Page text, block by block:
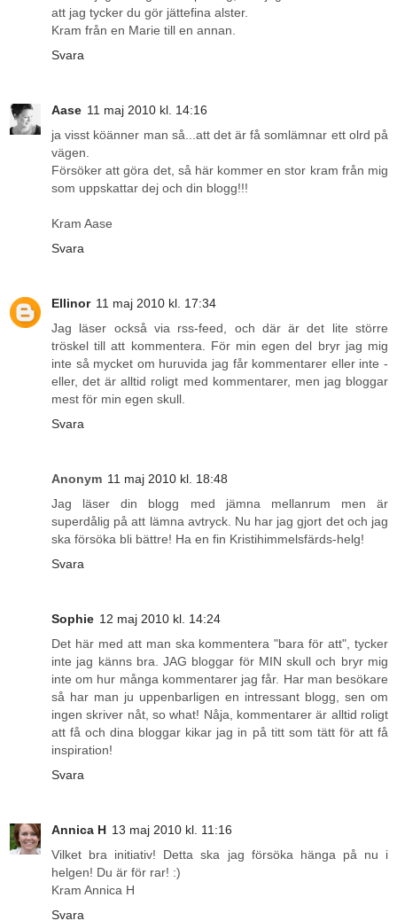
att jag tycker du gör jättefina alster.
Kram från en Marie till en annan.
Svara
Aase 11 maj 2010 kl. 14:16
ja visst köänner man så...att det är få somlämnar ett olrd på
vägen.
Försöker att göra det, så här kommer en stor kram från mig
som uppskattar dej och din blogg!!!
Kram Aase
Svara
Ellinor 11 maj 2010 kl. 17:34
Jag läser också via rss-feed, och där är det lite större
tröskel till att kommentera. För min egen del bryr jag mig
inte så mycket om huruvida jag får kommentarer eller inte -
eller, det är alltid roligt med kommentarer, men jag bloggar
mest för min egen skull.
Svara
Anonym 11 maj 2010 kl. 18:48
Jag läser din blogg med jämna mellanrum men är
superdålig på att lämna avtryck. Nu har jag gjort det och jag
ska försöka bli bättre! Ha en fin Kristihimmelsfärds-helg!
Svara
Sophie 12 maj 2010 kl. 14:24
Det här med att man ska kommentera "bara för att", tycker
inte jag känns bra. JAG bloggar för MIN skull och bryr mig
inte om hur många kommentarer jag får. Har man besökare
så har man ju uppenbarligen en intressant blogg, sen om
ingen skriver nåt, so what! Nåja, kommentarer är alltid roligt
att få och dina bloggar kikar jag in på titt som tätt för att få
inspiration!
Svara
Annica H 13 maj 2010 kl. 11:16
Vilket bra initiativ! Detta ska jag försöka hänga på nu i
helgen! Du är för rar! :)
Kram Annica H
Svara